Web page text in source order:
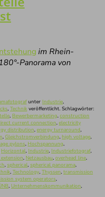
im Rhein-
Panorama von
unter Industrie,
, Technik veröffentlicht. Schlagwörter:
, Bewerbermarketing, construction
current connection, electricity
distribution, energy turnaround,
, Gleichstromverbindung, high voltage,
pylons, Hochspannung,
Horizontal, Industrie, Industriefotograf,
, Netzausbau, overhead line,
, spherical, spherical panorama,
, Technology, Thyssen, transmission
system operators,
, Unternehmenskommunikation,